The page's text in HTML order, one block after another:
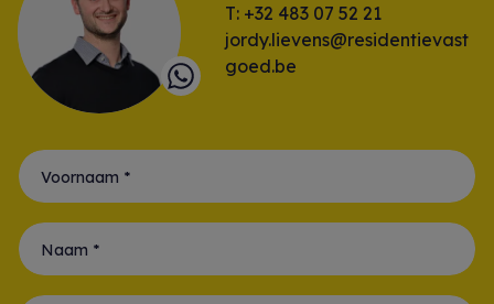
T: +32 483 07 52 21
jordy.lievens@residentievast
goed.be